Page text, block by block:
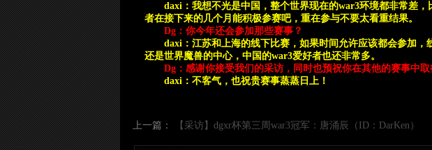
daxi ：我想不光是中国，整个世界现在的war3环境都非常差
者在接下来的几个月能积极参赛吧，重在参与不要太看重结果。
Dg ：你今年还会参加那些赛事？
daxi ：江苏和上海的线下比赛，如果时间允许应该都会参加
还是世界魔兽的中心，中国的war3爱好者也还非常多。
Dg ：感谢你接受我们的采访，同时也预祝你在其他的赛事中取
daxi ：不客气，也祝贵赛事蒸蒸日上！
上一篇： 【采访】dgxr杯第三周war3冠军：唐涌辰（ID：DarKen）